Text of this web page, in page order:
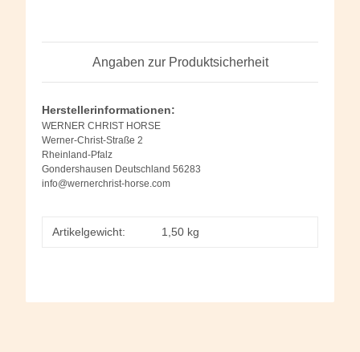
Angaben zur Produktsicherheit
Herstellerinformationen:
WERNER CHRIST HORSE
Werner-Christ-Straße 2
Rheinland-Pfalz
Gondershausen Deutschland 56283
info@wernerchrist-horse.com
Artikelgewicht: 1,50 kg